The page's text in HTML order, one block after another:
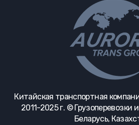
Китайская транспортная
2011-2025 г. © Грузоперевозки
Беларусь,